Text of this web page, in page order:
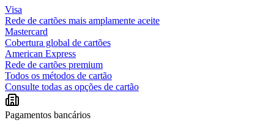
Visa
Rede de cartões mais amplamente aceite
Mastercard
Cobertura global de cartões
American Express
Rede de cartões premium
Todos os métodos de cartão
Consulte todas as opções de cartão
Pagamentos bancários